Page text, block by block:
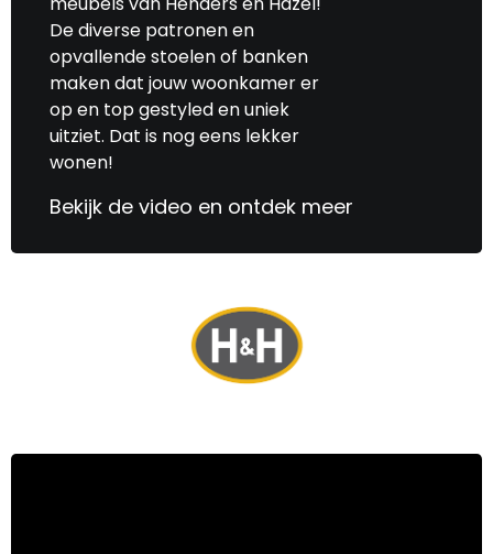
De diverse patronen en
opvallende stoelen of banken
maken dat jouw woonkamer er
op en top gestyled en uniek
uitziet. Dat is nog eens lekker
wonen!
Bekijk de video en ontdek meer